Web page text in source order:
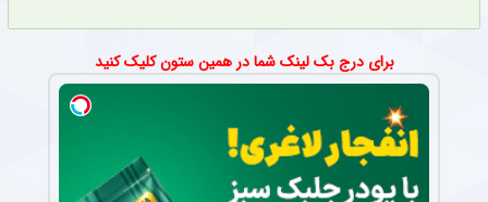
برای درج بک لینک شما در همین ستون کلیک کنید